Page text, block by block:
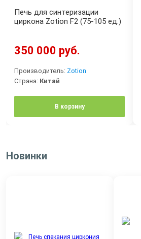
Печь для синтеризации
циркона Zotion F2 (75-105 ед.)
350 000 руб.
Производитель: Zotion
Страна: Китай
В корзину
Новинки